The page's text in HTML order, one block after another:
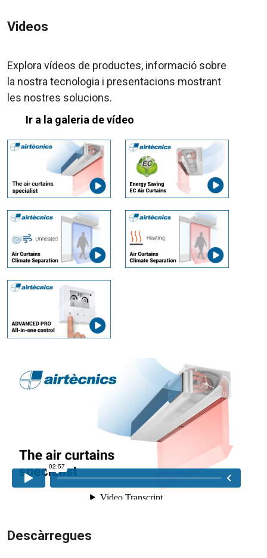
Videos
Explora vídeos de productes, informació sobre
la nostra tecnologia i presentacions mostrant
les nostres solucions.
Ir a la galeria de vídeo
Descàrregues